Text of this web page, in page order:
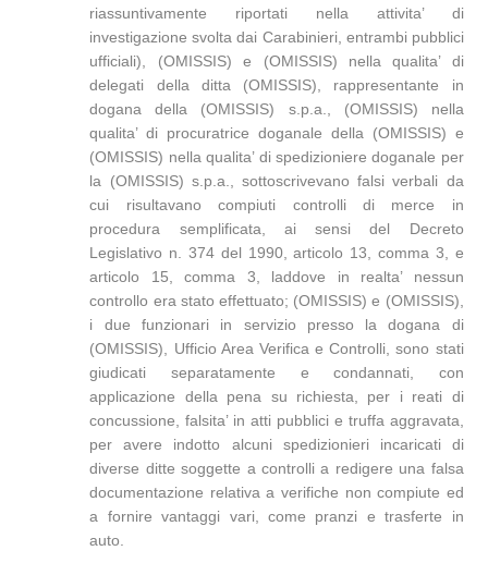
riassuntivamente riportati nella attivita’ di
investigazione svolta dai Carabinieri, entrambi pubblici
ufficiali), (OMISSIS) e (OMISSIS) nella qualita’ di
delegati della ditta (OMISSIS), rappresentante in
dogana della (OMISSIS) s.p.a., (OMISSIS) nella
qualita’ di procuratrice doganale della (OMISSIS) e
(OMISSIS) nella qualita’ di spedizioniere doganale per
la (OMISSIS) s.p.a., sottoscrivevano falsi verbali da
cui risultavano compiuti controlli di merce in
procedura semplificata, ai sensi del Decreto
Legislativo n. 374 del 1990, articolo 13, comma 3, e
articolo 15, comma 3, laddove in realta’ nessun
controllo era stato effettuato; (OMISSIS) e (OMISSIS),
i due funzionari in servizio presso la dogana di
(OMISSIS), Ufficio Area Verifica e Controlli, sono stati
giudicati separatamente e condannati, con
applicazione della pena su richiesta, per i reati di
concussione, falsita’ in atti pubblici e truffa aggravata,
per avere indotto alcuni spedizionieri incaricati di
diverse ditte soggette a controlli a redigere una falsa
documentazione relativa a verifiche non compiute ed
a fornire vantaggi vari, come pranzi e trasferte in
auto.